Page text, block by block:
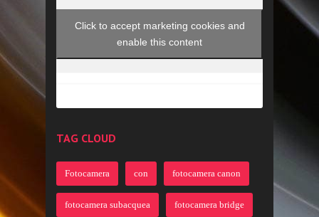
Click to accept marketing cookies and
enable this content
TAG CLOUD
Fotocamera con fotocamera canon
fotocamera subacquea fotocamera bridge